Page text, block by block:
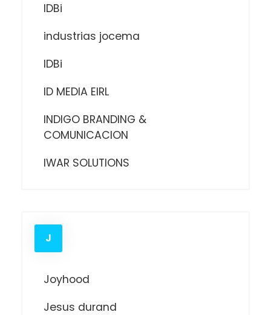
IDBi
industrias jocema
IDBi
ID MEDIA EIRL
INDIGO BRANDING &
COMUNICACION
IWAR SOLUTIONS
J
Joyhood
Jesus durand